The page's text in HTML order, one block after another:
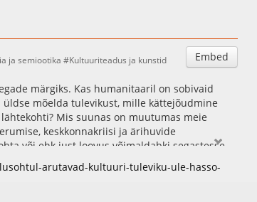
Embed
ja semiootika Kultuuriteadus ja kunstid
märgiks. Kas humanitaaril on sobivaid
mõelda tulevikust, mille kättejõudmine
Mis suunas on muutumas meie
keskkonnakriisi ja ärihuvide
või ehk just loovus võimaldabki segastesse
arutavad-kultuuri-tuleviku-ule-hasso-